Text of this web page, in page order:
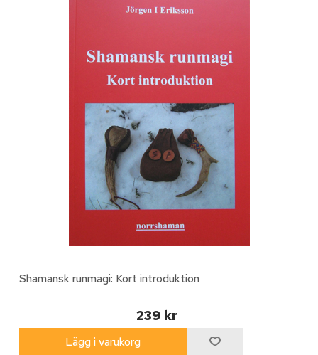
Shamansk runmagi: Kort introduktion
239 kr